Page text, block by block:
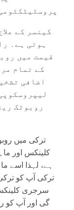
کینسر کے
ہوتی ہے۔
قیمت میں
کے تمام
اضافی
روبوٹک
ترکی میں
کلینکس اور
ہے، لہذا اسے
ترکی آپ کو
سرجری
گی اور آپ کو